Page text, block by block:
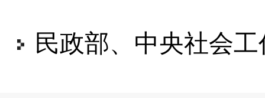
民政部、中央社会工作部联合